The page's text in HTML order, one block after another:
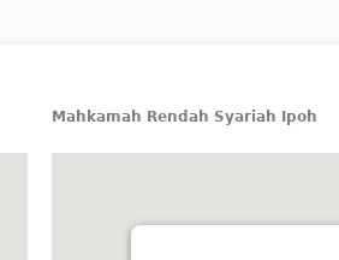
Mahkamah Rendah Syariah Ipoh